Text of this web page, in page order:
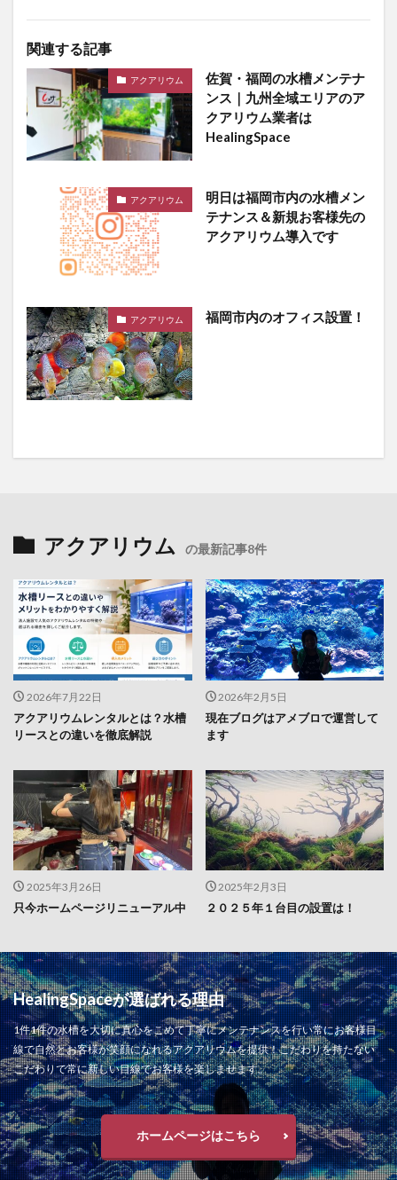
関連する記事
アクアリウム
佐賀・福岡の水槽メンテナ
ンス｜九州全域エリアのア
クアリウム業者は
HealingSpace
アクアリウム
明日は福岡市内の水槽メン
テナンス＆新規お客様先の
アクアリウム導入です
アクアリウム 福岡市内のオフィス設置！
アクアリウム の最新記事8件
2026年7月22日
アクアリウムレンタルとは？水槽
リースとの違いを徹底解説
2026年2月5日
現在ブログはアメブロで運営して
ます
2025年3月26日
只今ホームページリニューアル中
2025年2月3日
２０２５年１台目の設置は！
HealingSpaceが選ばれる理由
1件1件の水槽を大切に真心をこめて丁寧にメンテナンスを行い常にお客様目
線で自然とお客様が笑顔になれるアクアリウムを提供！こだわりを持たない
こだわりで常に新しい目線でお客様を楽しませます。
ホームページはこちら